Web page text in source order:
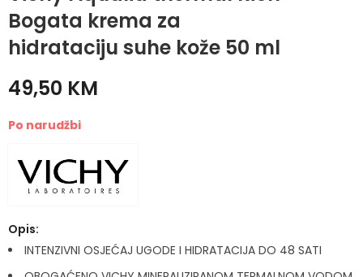
Bogata krema za
hidrataciju suhe kože 50 ml
menopauzi –
normalne i
49,50 KM
Po narudžbi
Opis:
INTENZIVNI OSJEĆAJ UGODE I HIDRATACIJA DO 48 SATI